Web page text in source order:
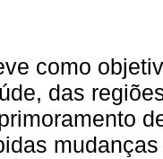
como
das